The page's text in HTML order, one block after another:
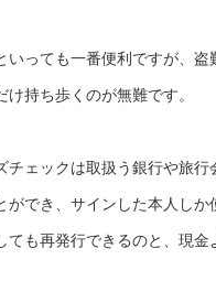
いっても一番便利ですが、盗
け持ち歩くのが無難です。
チェックは取扱う銀行や旅
ができ、サインした本人しか
ても再発行できるのと、現金